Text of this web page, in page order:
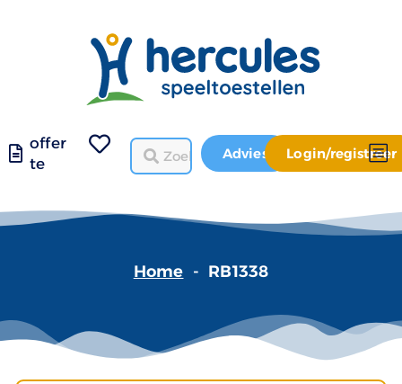
offer
te
Advies Login/registreer
Home - RB1338